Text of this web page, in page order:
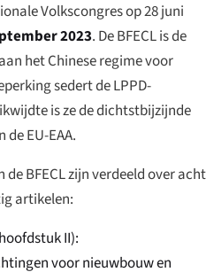
Volkscongres op 28 juni
2023. De BFECL is de
het Chinese regime voor
sedert de LPPD-
is ze de dichtstbijzijnde
EU-EAA.
BFECL zijn verdeeld over acht
artikelen:
II):
voor nieuwbouw en